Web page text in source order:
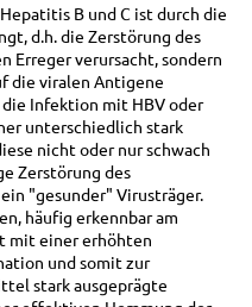
B und C ist durch die
d.h. die Zerstörung des
Erreger verursacht, sondern
die viralen Antigene
Infektion mit HBV oder
unterschiedlich stark
nicht oder nur schwach
Zerstörung des
"gesunder" Virusträger.
häufig erkennbar am
mit einer erhöhten
und somit zur
stark ausgeprägte